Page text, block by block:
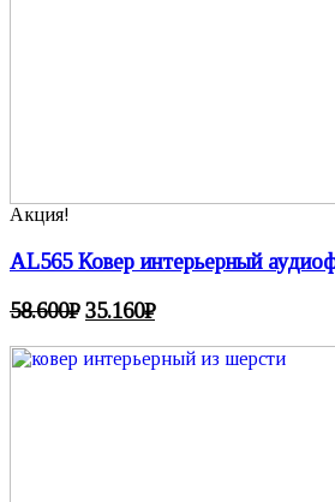
Акция!
AL565 Ковер интерьерный
58.600₽ 35.160₽